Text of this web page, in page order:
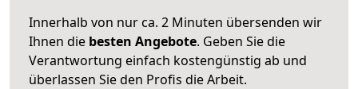
Innerhalb von nur ca. 2 Minuten übersenden wir
Ihnen die besten Angebote. Geben Sie die
Verantwortung einfach kostengünstig ab und
überlassen Sie den Profis die Arbeit.